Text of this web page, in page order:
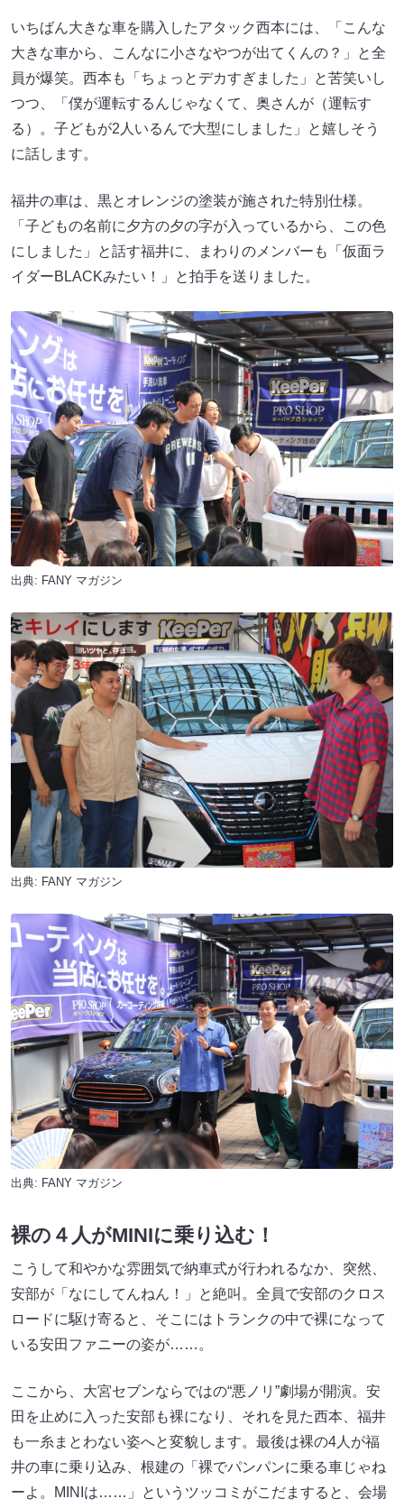
いちばん大きな車を購入したアタック西本には、「こんな
大きな車から、こんなに小さなやつが出てくんの？」と全
員が爆笑。西本も「ちょっとデカすぎました」と苦笑いし
つつ、「僕が運転するんじゃなくて、奥さんが（運転す
る）。子どもが2人いるんで大型にしました」と嬉しそう
に話します。
福井の車は、黒とオレンジの塗装が施された特別仕様。
「子どもの名前に夕方の夕の字が入っているから、この色
にしました」と話す福井に、まわりのメンバーも「仮面ラ
イダーBLACKみたい！」と拍手を送りました。
出典: FANY マガジン
出典: FANY マガジン
出典: FANY マガジン
裸の４人がMINIに乗り込む！
こうして和やかな雰囲気で納車式が行われるなか、突然、
安部が「なにしてんねん！」と絶叫。全員で安部のクロス
ロードに駆け寄ると、そこにはトランクの中で裸になって
いる安田ファニーの姿が……。
ここから、大宮セブンならではの“悪ノリ”劇場が開演。安
田を止めに入った安部も裸になり、それを見た西本、福井
も一糸まとわない姿へと変貌します。最後は裸の4人が福
井の車に乗り込み、根建の「裸でパンパンに乗る車じゃね
ーよ。MINIは……」というツッコミがこだますると、会場